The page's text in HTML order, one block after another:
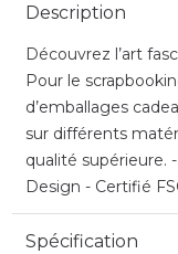
Description
Découvrez l’art
Pour le
d’emballages
sur différents
qualité supérieure.
Design - Certifié
Spécification